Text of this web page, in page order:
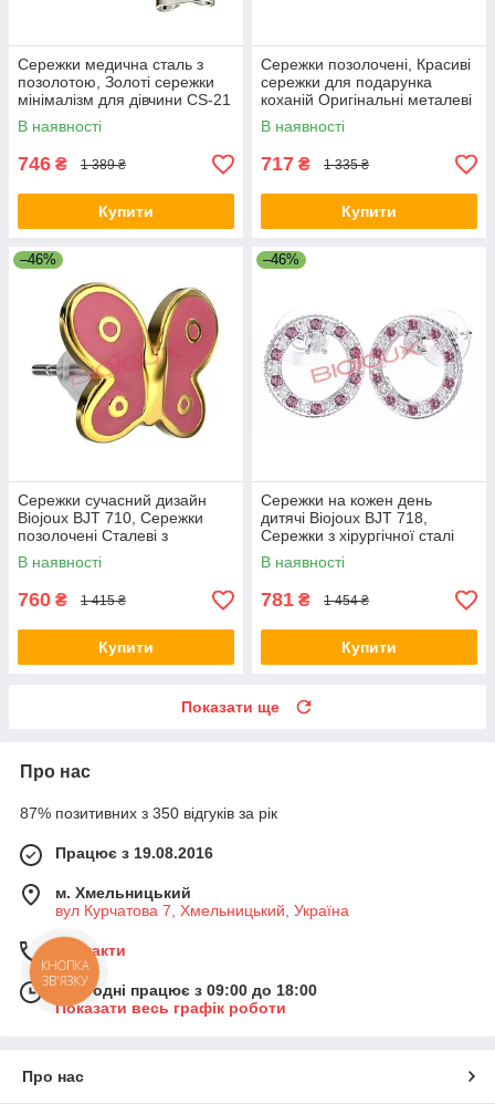
Сережки медична сталь з
позолотою, Золоті сережки
мінімалізм для дівчини CS-21
В наявності
746 ₴ 1 389 ₴
Купити
Сережки позолочені, Красиві
сережки для подарунка
коханій Оригінальні металеві
WE-15
В наявності
717 ₴ 1 335 ₴
Купити
–46%
Сережки сучасний дизайн
Biojoux BJT 710, Сережки
позолочені Сталеві з
медичного сплаву SD-34
В наявності
760 ₴ 1 415 ₴
Купити
–46%
Сережки на кожен день
дитячі Biojoux BJT 718,
Сережки з хірургічної сталі
Стильні трендові TF-82
В наявності
781 ₴ 1 454 ₴
Купити
Показати ще
Про нас
87% позитивних з 350 відгуків за рік
Працює з 19.08.2016
м. Хмельницький
вул Курчатова 7, Хмельницький, Україна
Контакти
Сьогодні працює з 09:00 до 18:00
Показати весь графік роботи
Про нас
КНОПКА
ЗВ'ЯЗКУ